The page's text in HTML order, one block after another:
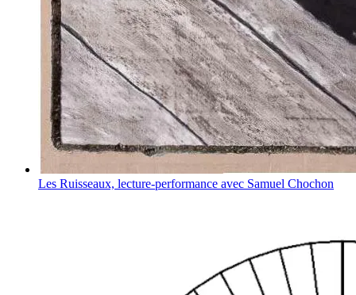
Les Ruisseaux, lecture-performance avec Samuel Chochon